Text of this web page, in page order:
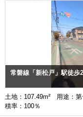
常磐線「新松戸」駅徒歩
土地：107.49m² 用途：
積率：100％